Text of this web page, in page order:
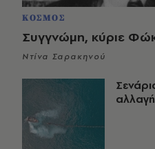
ΚΟΣΜΟΣ
Συγγνώμη, κύριε
Ντίνα Σαρακηνού